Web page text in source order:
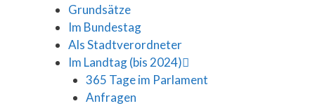
Grundsätze
Im Bundestag
Als Stadtverordneter
Im Landtag (bis 2024)
365 Tage im Parlament
Anfragen